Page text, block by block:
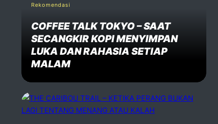
Rekomendasi
COFFEE TALK TOKYO – SAAT
SECANGKIR KOPI MENYIMPAN
LUKA DAN RAHASIA SETIAP
MALAM